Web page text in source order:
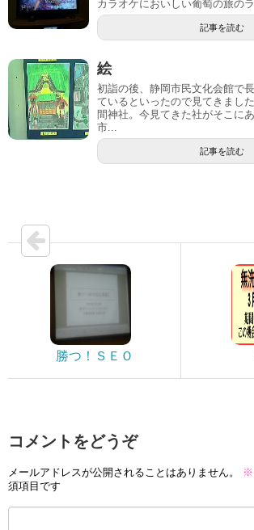
カラオケにおいしい葡萄の旅のラ
記事を読む
絵
初詣の後、静岡市民文化会館で
ているといったので見てきまし
間神社。今見てきた社がそこに
市...
記事を読む
勝つ！ＳＥＯ
コメントをどうぞ
メールアドレスが公開されることはありません。 ※
須項目です